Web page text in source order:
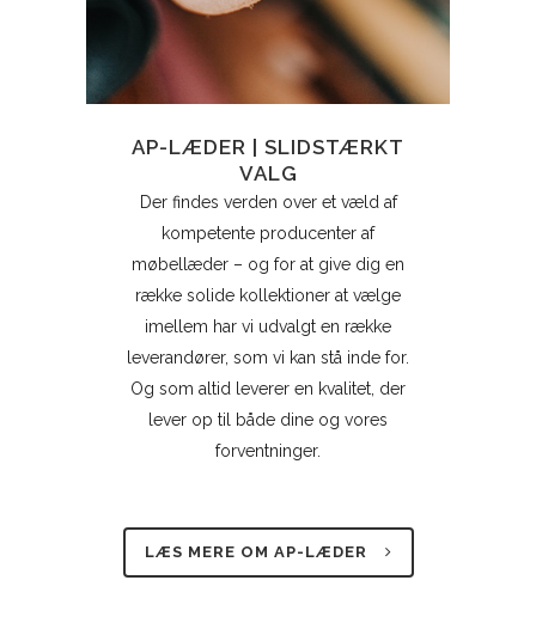
AP-LÆDER | SLIDSTÆRKT
VALG
Der findes verden over et væld af
kompetente producenter af
møbellæder – og for at give dig en
række solide kollektioner at vælge
imellem har vi udvalgt en række
leverandører, som vi kan stå inde for.
Og som altid leverer en kvalitet, der
lever op til både dine og vores
forventninger.
LÆS MERE OM AP-LÆDER